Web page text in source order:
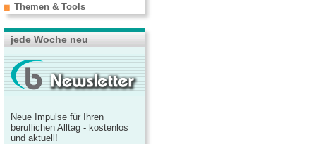
Themen & Tools
jede Woche neu
Neue Impulse für Ihren
beruflichen Alltag - kostenlos
und aktuell!